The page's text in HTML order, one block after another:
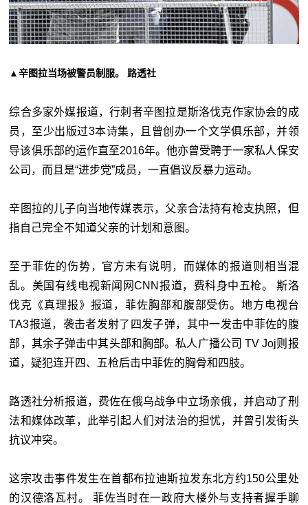
▲辛图拉当场被警员制服。 路透社
综合多家外媒报道，行刺者辛图拉是斯洛伐克作家协会的成
员，至少出版过3本诗集，且曾创办一个文学俱乐部，并领
导该俱乐部的运作直至2016年。他亦曾受聘于一家私人保安
公司，而且是“进步党”成员，一直倡议反暴力运动。
辛图拉的儿子向当地传媒表示，父亲合法持有枪支执照，但
指自己完全不知道父亲的计划和意图。
至于菲佐的伤势，官方未有说明，而媒体的报道则相当混
乱。美国有线电视新闻网CNN报道，费科身中五枪。 斯洛
伐克《真理报》报道，菲佐胸部和腹部受伤。地方电视台
TA3报道，袭击者发射了四发子弹，其中一发击中菲佐的腹
部，其余子弹击中其头部和胸部。私人广播公司 TV Joj则报
道，疑犯连开四、五枪后击中菲佐的胸骨和四肢。
路透社分析报道，费佐在俄乌战争中立场亲俄，并启动了刑
法和媒体改革，此举引起人们对法治的担忧，并曾引发街头
抗议冲突。
这宗攻击事件发生在首都布拉迪斯拉发东北方约150公里处
的汉德洛瓦村。 菲佐当时在一政府大楼外与支持者握手聊